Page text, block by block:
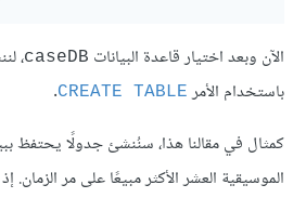
الآن وبعد اختيار قاعدة البيانات caseDB،
باستخدام الأمر CREATE TABLE
.
كمثال في مقالنا هذا، سنُنشئ جدولًا يحتفظ
الموسيقية العشر الأكثر مبيعًا على مر